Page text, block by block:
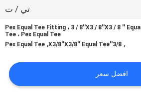
تي / ت
Pex Equal Tee Fitting ، 3 / 8''X3 / 8''X3 / 8 '' Equal
Tee ، Pex Equal Tee
,
3/8''X3/8''X3/8'' Equal Tee
,
Pex Equal Tee
افضل سعر